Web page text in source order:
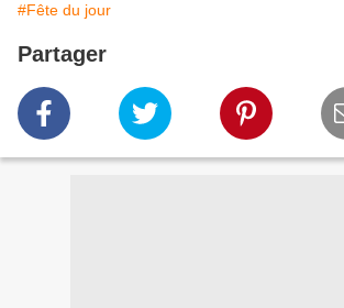
#Fête du jour
Partager